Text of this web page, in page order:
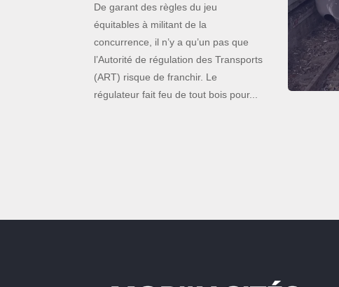
De garant des règles du jeu
équitables à militant de la
concurrence, il n’y a qu’un pas que
l’Autorité de régulation des Transports
(ART) risque de franchir. Le
régulateur fait feu de tout bois pour...